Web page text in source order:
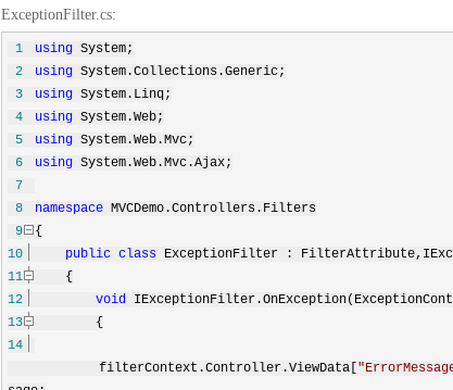
ExceptionFilter.cs:
1 using System;
2
using System.Collections.Generic;
3
using System.Linq;
4
using System.Web;
5
using System.Web.Mvc;
6
using System.Web.Mvc.Ajax;
7
8
namespace MVCDemo.Controllers.Filters
9
{
10
public class ExceptionFilter :
11
{
12
void
13
{
14
filterContext.Controller.ViewData[ "